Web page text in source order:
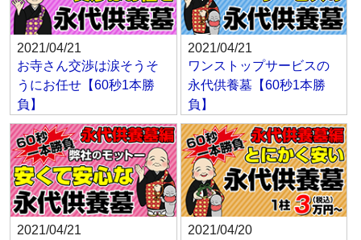
2021/04/21
お寺さん交渉は涙そうそ
うにお任せ【60秒1本勝
負】
2021/04/21
ワンストップサービスの
永代供養墓【60秒1本勝
負】
2021/04/21
2021/04/20